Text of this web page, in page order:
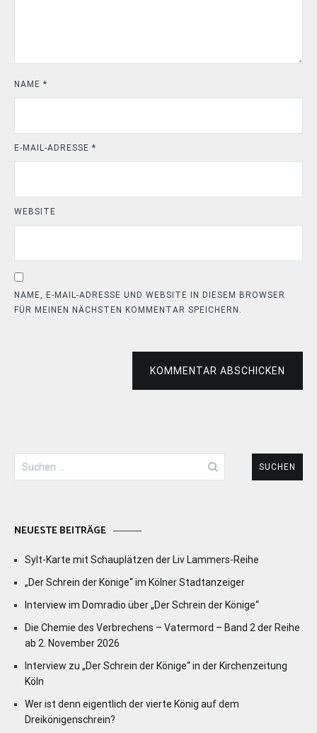
NAME *
E-MAIL-ADRESSE *
WEBSITE
NAME, E-MAIL-ADRESSE UND WEBSITE IN DIESEM BROWSER
FÜR MEINEN NÄCHSTEN KOMMENTAR SPEICHERN.
KOMMENTAR ABSCHICKEN
Suchen
nach:
NEUESTE BEITRÄGE
Sylt-Karte mit Schauplätzen der Liv Lammers-Reihe
„Der Schrein der Könige“ im Kölner Stadtanzeiger
Interview im Domradio über „Der Schrein der Könige“
Die Chemie des Verbrechens – Vatermord – Band 2 der Reihe
ab 2. November 2026
Interview zu „Der Schrein der Könige“ in der Kirchenzeitung
Köln
Wer ist denn eigentlich der vierte König auf dem
Dreikönigenschrein?